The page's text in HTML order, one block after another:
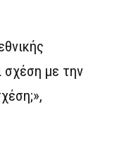
σχέση με την